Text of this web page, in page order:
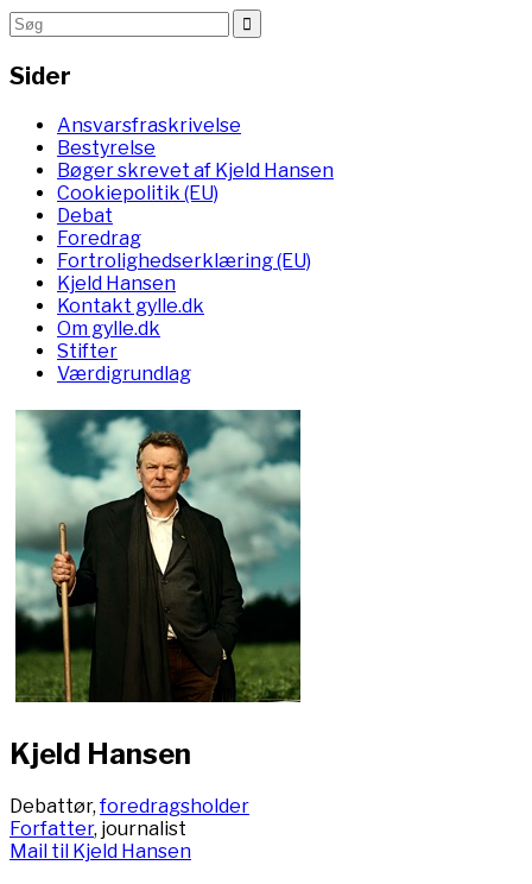
Sider
Ansvarsfraskrivelse
Bestyrelse
Bøger skrevet af Kjeld Hansen
Cookiepolitik (EU)
Debat
Foredrag
Fortrolighedserklæring (EU)
Kjeld Hansen
Kontakt gylle.dk
Om gylle.dk
Stifter
Værdigrundlag
Kjeld Hansen
Debattør,foredragsholder
Forfatter, journalist
Mail til Kjeld Hansen